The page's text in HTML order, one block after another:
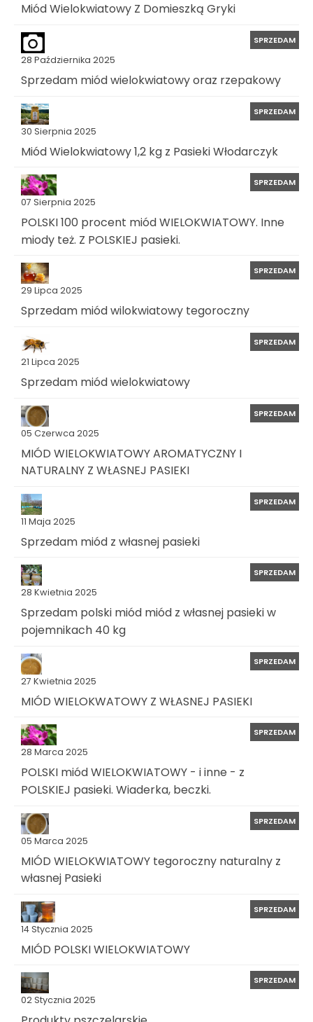
Miód Wielokwiatowy Z Domieszką Gryki
28 Października 2025
SPRZEDAM
Sprzedam miód wielokwiatowy oraz rzepakowy
30 Sierpnia 2025
SPRZEDAM
Miód Wielokwiatowy 1,2 kg z Pasieki Włodarczyk
07 Sierpnia 2025
SPRZEDAM
POLSKI 100 procent miód WIELOKWIATOWY. Inne
miody też. Z POLSKIEJ pasieki.
29 Lipca 2025
SPRZEDAM
Sprzedam miód wilokwiatowy tegoroczny
21 Lipca 2025
SPRZEDAM
Sprzedam miód wielokwiatowy
05 Czerwca 2025
SPRZEDAM
MIÓD WIELOKWIATOWY AROMATYCZNY I
NATURALNY Z WŁASNEJ PASIEKI
11 Maja 2025
SPRZEDAM
Sprzedam miód z własnej pasieki
28 Kwietnia 2025
SPRZEDAM
Sprzedam polski miód miód z własnej pasieki w
pojemnikach 40 kg
27 Kwietnia 2025
SPRZEDAM
MIÓD WIELOKWATOWY Z WŁASNEJ PASIEKI
28 Marca 2025
SPRZEDAM
POLSKI miód WIELOKWIATOWY - i inne - z
POLSKIEJ pasieki. Wiaderka, beczki.
05 Marca 2025
SPRZEDAM
MIÓD WIELOKWIATOWY tegoroczny naturalny z
własnej Pasieki
14 Stycznia 2025
SPRZEDAM
MIÓD POLSKI WIELOKWIATOWY
02 Stycznia 2025
SPRZEDAM